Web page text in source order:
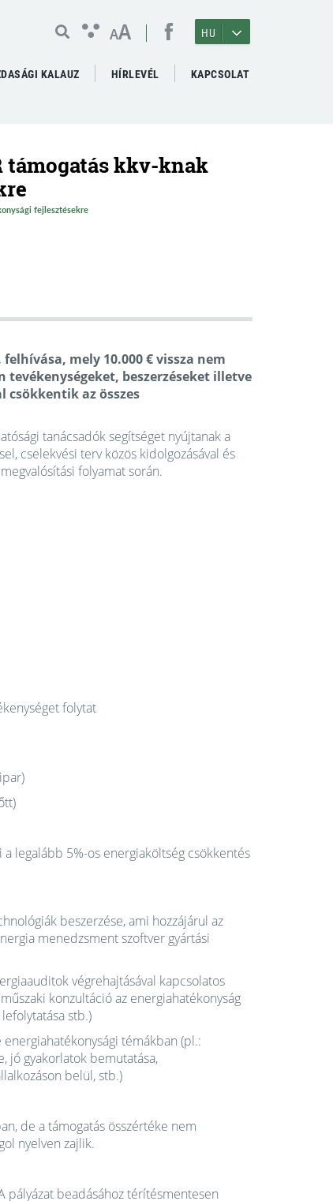
AA HU
KALAUZ HÍRLEVÉL KAPCSOLAT
támogatás kkv-knak
fejlesztésekre
mely 10.000 € vissza nem
tevékenységeket, beszerzéseket illetve
csökkentik az összes
tanácsadók segítséget nyújtanak a
cselekvési terv közös kidolgozásával és
folyamat során.
folytat
legalább 5%-os energiaköltség csökkentés
beszerzése, ami hozzájárul az
menedzsment szoftver gyártási
végrehajtásával kapcsolatos
konzultáció az energiahatékonyság
stb.)
témákban (pl.:
jó gyakorlatok bemutatása,
belül, stb.)
de a támogatás összértéke nem
nyelven zajlik.
pályázat beadásához térítésmentesen